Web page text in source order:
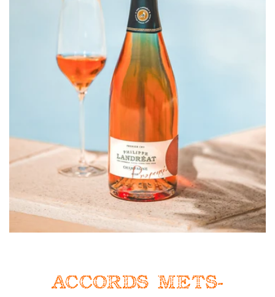
ACCORDS METS-